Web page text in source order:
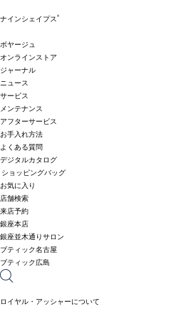
ナインシェイプス®
ボヤージュ
オンラインストア
ジャーナル
ニュース
サービス
メンテナンス
アフターサービス
お手入れ方法
よくある質問
デジタルカタログ
ショッピングバッグ
お気に入り
店舗検索
来店予約
銀座本店
銀座並木通りサロン
ブティック名古屋
ブティック広島
ロイヤル・アッシャーについて